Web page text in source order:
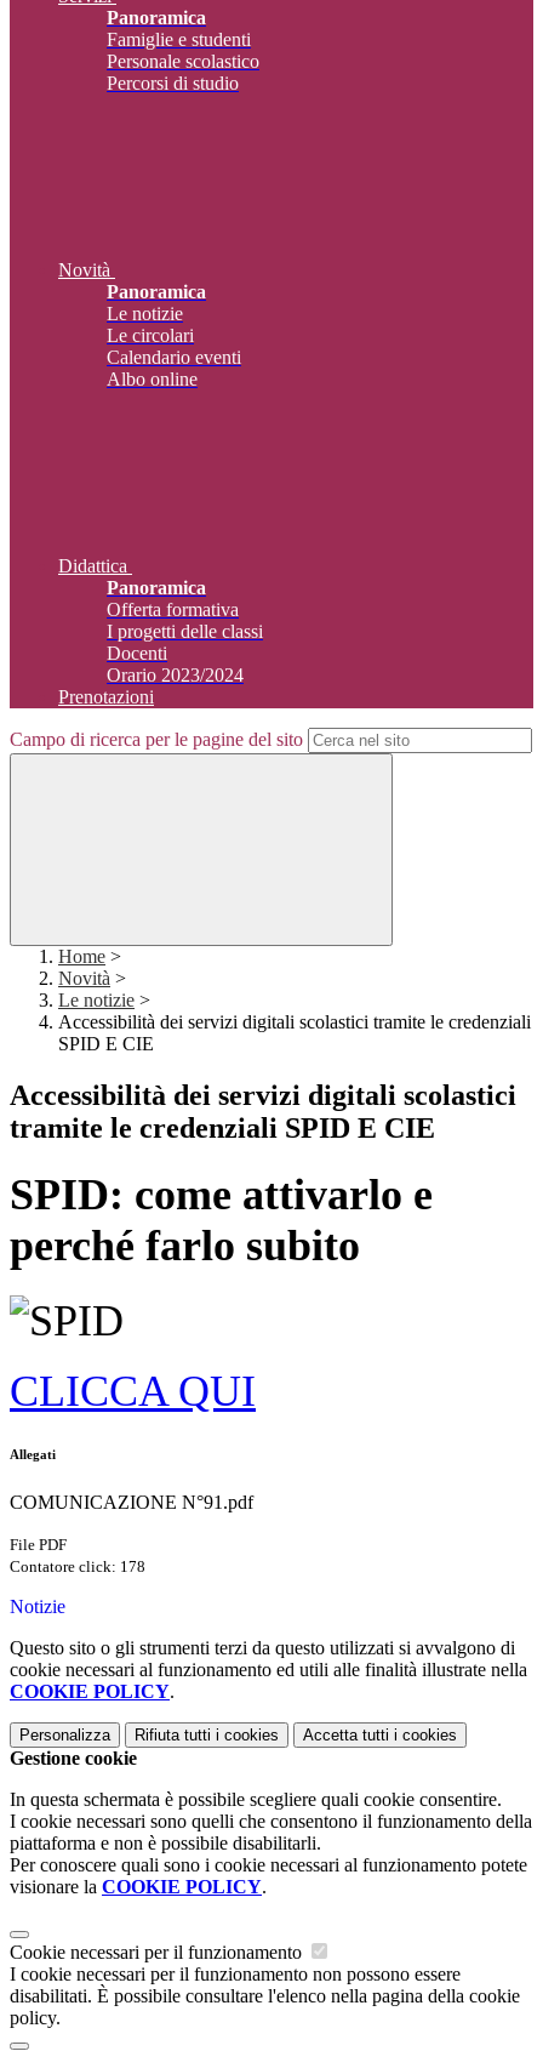
Panoramica
Famiglie e studenti
Personale scolastico
Percorsi di studio
Novità
Panoramica
Le notizie
Le circolari
Calendario eventi
Albo online
Didattica
Panoramica
Offerta formativa
I progetti delle classi
Docenti
Orario 2023/2024
Prenotazioni
Campo di ricerca per le pagine del sito
Home >
Novità >
Le notizie >
Accessibilità dei servizi digitali scolastici tramite le credenziali
SPID E CIE
Accessibilità dei servizi digitali scolastici
tramite le credenziali SPID E CIE
SPID: come attivarlo e
perché farlo subito
CLICCA QUI
Allegati
COMUNICAZIONE N°91.pdf
File PDF
Contatore click: 178
Notizie
Questo sito o gli strumenti terzi da questo utilizzati si avvalgono di
cookie necessari al funzionamento ed utili alle finalità illustrate nella
COOKIE POLICY.
Personalizza Rifiuta tutti i cookies Accetta tutti i cookies
Gestione cookie
In questa schermata è possibile scegliere quali cookie consentire.
I cookie necessari sono quelli che consentono il funzionamento della
piattaforma e non è possibile disabilitarli.
Per conoscere quali sono i cookie necessari al funzionamento potete
visionare la COOKIE POLICY.
Cookie necessari per il funzionamento
I cookie necessari per il funzionamento non possono essere
disabilitati. È possibile consultare l'elenco nella pagina della cookie
policy.